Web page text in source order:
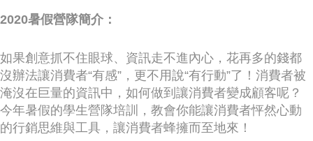
2020暑假營隊簡介：
如果創意抓不住眼球、資訊走不進內心，花再多的錢都
沒辦法讓消費者“有感”，更不用說“有行動”了！消費者被
淹沒在巨量的資訊中，如何做到讓消費者變成顧客呢？
今年暑假的學生營隊培訓，教會你能讓消費者怦然心動
的行銷思維與工具，讓消費者蜂擁而至地來！